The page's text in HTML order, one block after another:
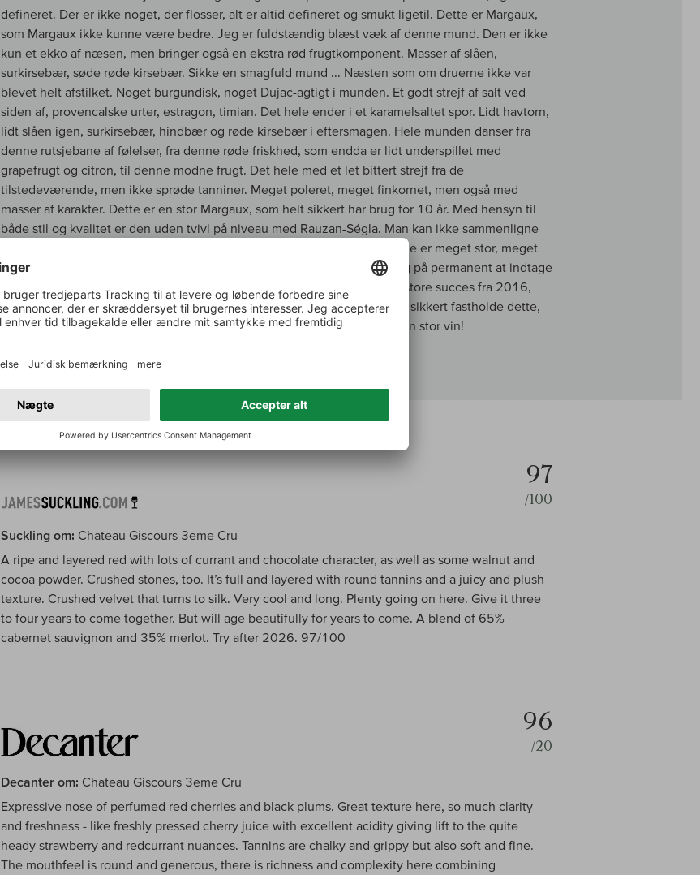
defineret. Der er ikke noget, der flosser, alt er altid defineret og smukt ligetil. Dette er Margaux,
som Margaux ikke kunne være bedre. Jeg er fuldstændig blæst væk af denne mund. Den er ikke
kun et ekko af næsen, men bringer også en ekstra rød frugtkomponent. Masser af slåen,
surkirsebær, søde røde kirsebær. Sikke en smagfuld mund ... Næsten som om druerne ikke var
blevet helt afstilket. Noget burgundisk, noget Dujac-agtigt i munden. Et godt strejf af salt ved
siden af, provencalske urter, estragon, timian. Det hele ender i et karamelsaltet spor. Lidt havtorn,
lidt slåen igen, surkirsebær, hindbær og røde kirsebær i eftersmagen. Hele munden danser fra
denne rutsjebane af følelser, fra denne røde friskhed, som endda er lidt underspillet med
grapefrugt og citron, til denne modne frugt. Det hele med et let bittert strejf fra de
tilstedeværende, men ikke sprøde tanniner. Meget poleret, meget finkornet, men også med
masser af karakter. Dette er en stor Margaux, som helt sikkert har brug for 10 år. Med hensyn til
både stil og kvalitet er den uden tvivl på niveau med Rauzan-Ségla. Man kan ikke sammenligne
den med Margaux og Palmer, fordi stilarterne er så helt forskellige. Denne er meget stor, meget
klassisk, meget lang og intens. Den tredje årgang er ved at forberede sig på permanent at indtage
kvaliteten fra den anden årgang. Med 2019 samler Giscours op på den store succes fra 2016,
som var det bedste år for mig indtil videre, selv før 2018. 2019 kan helt sikkert fastholde dette,
og er måske et point mere sikker i det lavere pointområde. Helt sikkert en stor vin!
97
/100
Suckling om: Chateau Giscours 3eme Cru
A ripe and layered red with lots of currant and chocolate character, as well as some walnut and
cocoa powder. Crushed stones, too. It’s full and layered with round tannins and a juicy and plush
texture. Crushed velvet that turns to silk. Very cool and long. Plenty going on here. Give it three
to four years to come together. But will age beautifully for years to come. A blend of 65%
cabernet sauvignon and 35% merlot. Try after 2026. 97/100
96
/20
Decanter om: Chateau Giscours 3eme Cru
Expressive nose of perfumed red cherries and black plums. Great texture here, so much clarity
and freshness - like freshly pressed cherry juice with excellent acidity giving lift to the quite
heady strawberry and redcurrant nuances. Tannins are chalky and grippy but also soft and fine.
The mouthfeel is round and generous, there is richness and complexity here combining